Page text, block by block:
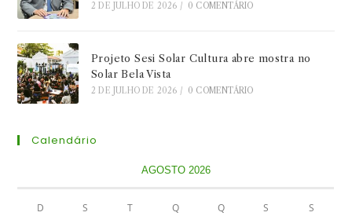
2 DE JULHO DE 2026 / 0 COMENTÁRIO
Projeto Sesi Solar Cultura abre mostra no
Solar Bela Vista
2 DE JULHO DE 2026 / 0 COMENTÁRIO
Calendário
AGOSTO 2026
D S T Q Q S S